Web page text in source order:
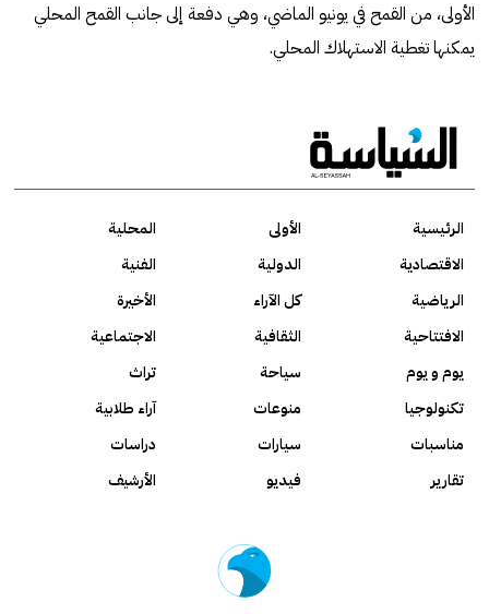
الأولى، من القمح في يونيو الماضي، وهي دفعة إلى جانب القمح المحلي
يمكنها تغطية الاستهلاك المحلي.
الرئيسية الأولى
المحلية
الاقتصادية
الدولية
الفنية
الرياضية
كل الآراء
الأخيرة
الافتتاحية
الثقافية
الاجتماعية
يوم و يوم
سياحة
تراث
تكنولوجيا
منوعات
آراء طلابية
مناسبات
سيارات
دراسات
تقارير
فيديو الأرشيف